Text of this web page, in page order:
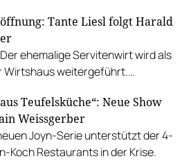
Blick bereithält.
Tante Liesl folgt Harald
ehemalige Servitenwirt wird als
Wirtshaus weitergeführt.
gefunden.
Teufelsküche“: Neue Show
Weissgerber
Joyn-Serie unterstützt der 4-
Koch Restaurants in der Krise.